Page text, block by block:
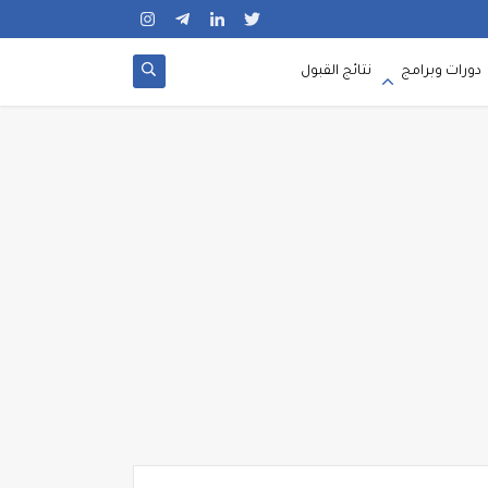
دورات وبرامج نتائج القبول